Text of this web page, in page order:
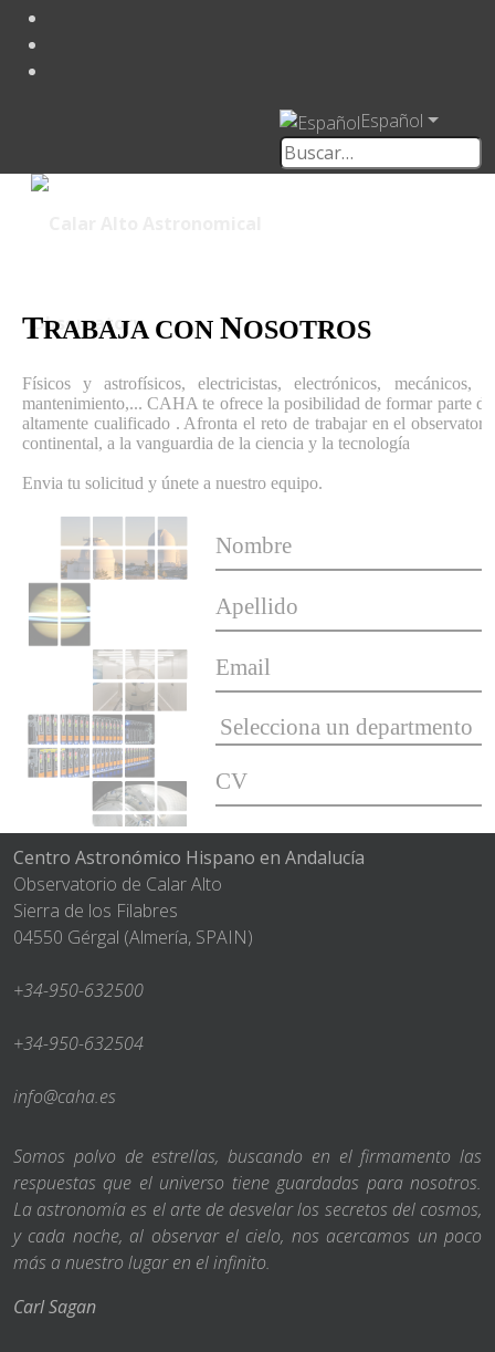
Español
Centro Astronómico Hispano en Andalucía
Observatorio de Calar Alto
Sierra de los Filabres
04550 Gérgal (Almería, SPAIN)
+34-950-632500
+34-950-632504
info@caha.es
Somos polvo de estrellas, buscando en el firmamento las
respuestas que el universo tiene guardadas para nosotros.
La astronomía es el arte de desvelar los secretos del cosmos,
y cada noche, al observar el cielo, nos acercamos un poco
más a nuestro lugar en el infinito.
Carl Sagan